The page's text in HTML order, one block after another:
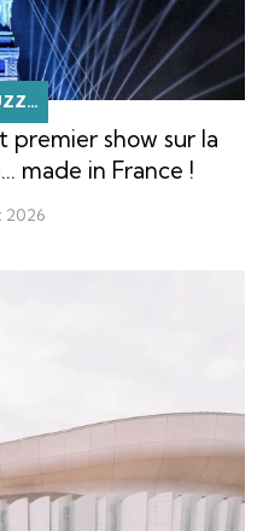
show sur la
made in France !
2026